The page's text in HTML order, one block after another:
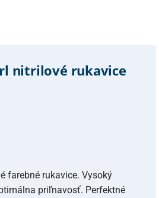
nitrilové rukavice
farebné rukavice. Vysoký
priľnavosť. Perfektné